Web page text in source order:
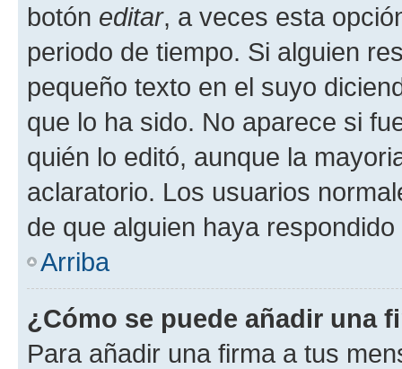
botón editar, a veces esta
periodo de tiempo. Si alguien
pequeño texto en el suyo
que lo ha sido. No aparece si
quién lo editó, aunque la
aclaratorio. Los usuarios
de que alguien haya
Arriba
¿Cómo se puede añadir una
Para añadir una firma a tus